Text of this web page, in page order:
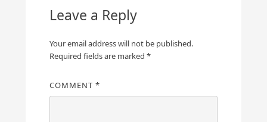
Leave a Reply
Your email address will not be published.
Required fields are marked *
COMMENT *